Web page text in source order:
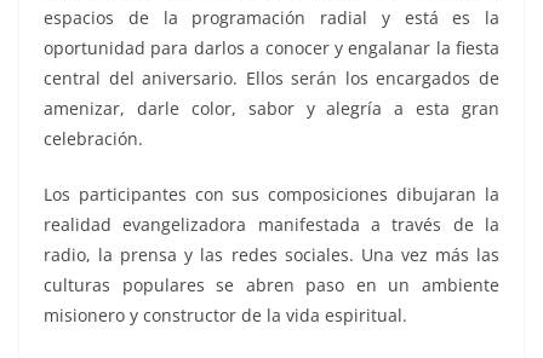
espacios de la programación radial y está es la
oportunidad para darlos a conocer y engalanar la fiesta
central del aniversario. Ellos serán los encargados de
amenizar, darle color, sabor y alegría a esta gran
celebración.
Los participantes con sus composiciones dibujaran la
realidad evangelizadora manifestada a través de la
radio, la prensa y las redes sociales. Una vez más las
culturas populares se abren paso en un ambiente
misionero y constructor de la vida espiritual.